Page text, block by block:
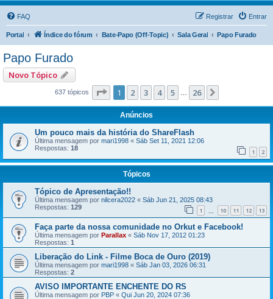
FAQ Entrar
Registrar
Portal Índice do fórum Bate-Papo (Off-Topic) Sala Geral Papo Furado
Papo Furado
Novo Tópico
637 tópicos Página de 26
1 2 3 4 5 26
Anúncios
Um pouco mais da história do ShareFlash
Última mensagem por mari1998 « Sáb Set 11, 2021 12:06
Respostas: 18 1 2
Tópicos
Tópico de Apresentação!!
Última mensagem por nilcera2022 « Sáb Jun 21, 2025 08:43
Respostas: 129 1 10 11 12 13
Faça parte da nossa comunidade no Orkut e Facebook!
Última mensagem por Parallax « Sáb Nov 17, 2012 01:23
Respostas: 1
Liberação do Link - Filme Boca de Ouro (2019)
Última mensagem por mari1998 « Sáb Jan 03, 2026 06:31
Respostas: 2
AVISO IMPORTANTE ENCHENTE DO RS
Última mensagem por PBP « Qui Jun 20, 2024 07:36